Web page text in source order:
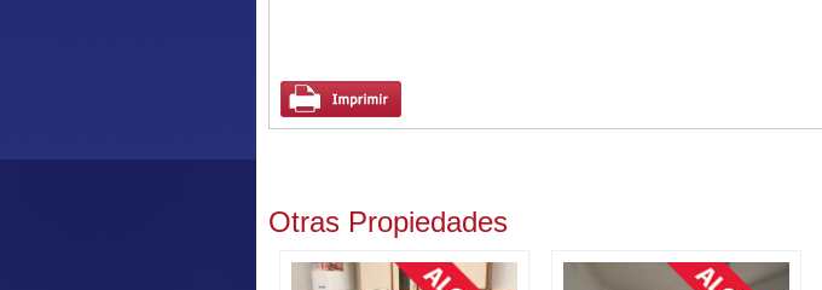
Otras Propiedades